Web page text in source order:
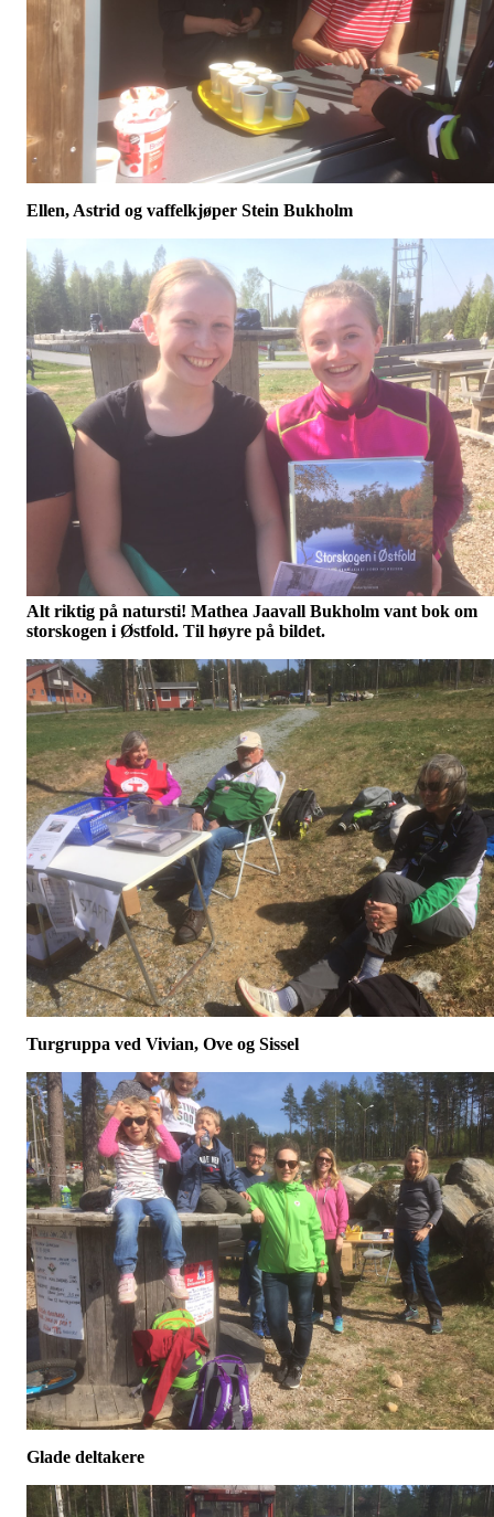
Ellen, Astrid og vaffelkjøper Stein Bukholm
Alt riktig på natursti! Mathea Jaavall Bukholm vant bok om
storskogen i Østfold. Til høyre på bildet.
Turgruppa ved Vivian, Ove og Sissel
Glade deltakere